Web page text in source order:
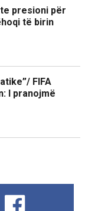
presioni për
të birin
FIFA
I pranojmë